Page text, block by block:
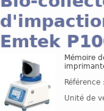
Emtek
Mémoire
Unité de